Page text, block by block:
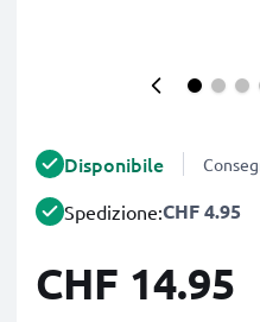
Disponibile
Spedizione:CHF 4.95
CHF 14.95